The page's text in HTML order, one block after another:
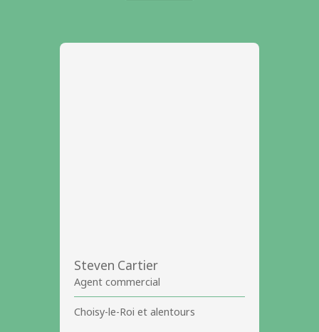
Steven Cartier
Agent commercial
Choisy-le-Roi et alentours